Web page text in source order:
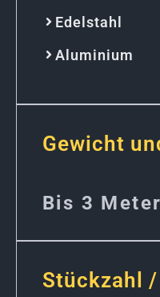
Edelstahl
Aluminium
Gewicht
Bis 3
Stückzahl